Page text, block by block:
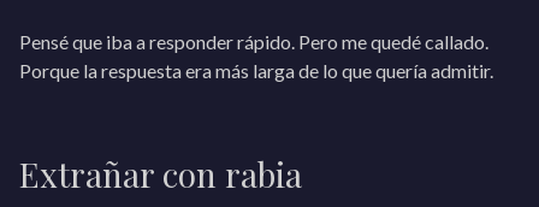
Pensé que iba a responder rápido. Pero me quedé callado.
Porque la respuesta era más larga de lo que quería admitir.
Extrañar con rabia